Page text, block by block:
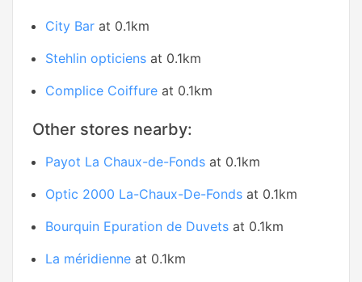
City Bar at 0.1km
Stehlin opticiens at 0.1km
Complice Coiffure at 0.1km
Other stores nearby:
Payot La Chaux-de-Fonds at 0.1km
Optic 2000 La-Chaux-De-Fonds at 0.1km
Bourquin Epuration de Duvets at 0.1km
La méridienne at 0.1km